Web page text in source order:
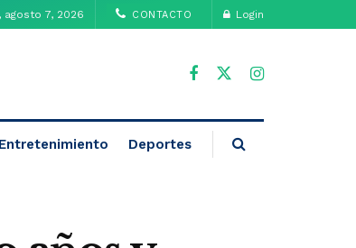
agosto 7, 2026 CONTACTO Login
Entretenimiento Deportes